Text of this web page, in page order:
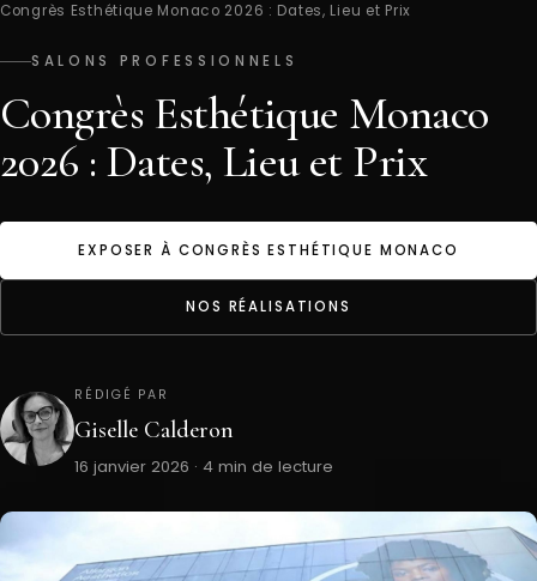
Congrès Esthétique Monaco 2026 : Dates, Lieu et Prix
SALONS PROFESSIONNELS
Congrès Esthétique Monaco
2026 : Dates, Lieu et Prix
EXPOSER À CONGRÈS ESTHÉTIQUE MONACO
NOS RÉALISATIONS
RÉDIGÉ PAR
Giselle Calderon
16 janvier 2026 · 4 min de lecture